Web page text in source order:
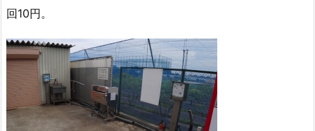
回10円。